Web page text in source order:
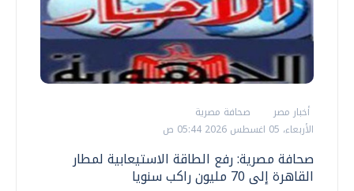
أخبار مصر
صحافة مصرية
الأربعاء، 05 اغسطس 2026 05:44 ص
صحافة مصرية: رفع الطاقة الاستيعابية لمطار
القاهرة إلى 70 مليون راكب سنويا